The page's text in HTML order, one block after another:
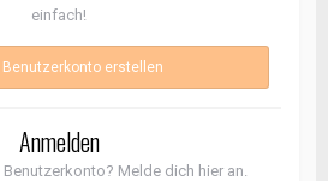
einfach!
Benutzerkonto erstellen
Anmelden
Melde dich hier an.